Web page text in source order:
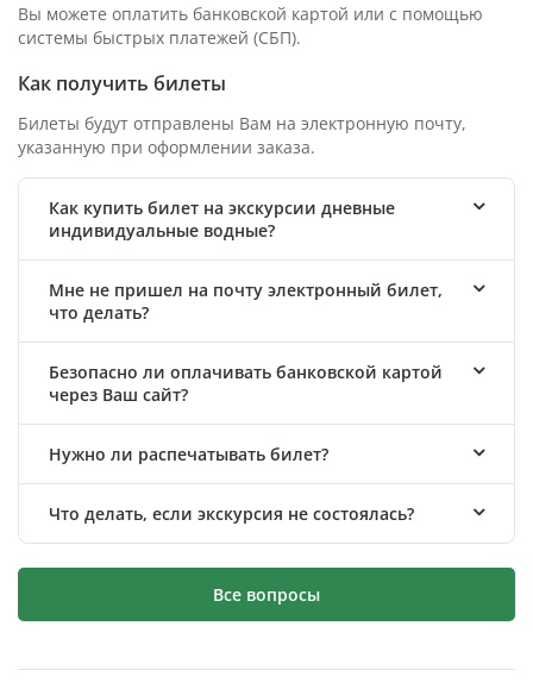
Вы можете оплатить банковской картой или с помощью
системы быстрых платежей (СБП).
Как получить билеты
Билеты будут отправлены Вам на электронную почту,
указанную при оформлении заказа.
Как купить билет на экскурсии дневные
индивидуальные водные?
Мне не пришел на почту электронный билет,
что делать?
Безопасно ли оплачивать банковской картой
через Ваш сайт?
Нужно ли распечатывать билет?
Что делать, если экскурсия не состоялась?
Все вопросы